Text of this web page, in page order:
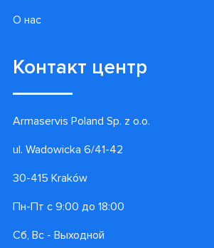
О нас
Контакт центр
Armaservis Poland Sp. z o.o.
ul. Wadowicka 6/41-42
30-415 Kraków
Пн-Пт с 9:00 до 18:00
Сб, Вс - Выходной